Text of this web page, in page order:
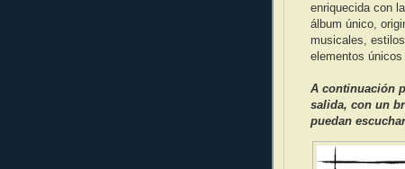
enriquecida con
álbum único,
musicales,
elementos
A continuación
salida, con un
puedan